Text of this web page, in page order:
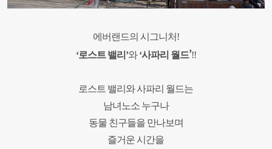
에버랜드의 시그니처!
‘로스트 밸리 ’와 ‘사파리 월드’!!
로스트 밸리와 사파리 월드는
남녀노소 누구나
동물 친구들을 만나보며
즐거운 시간을